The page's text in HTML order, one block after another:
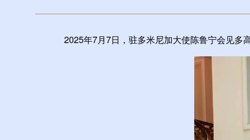
2025年7月7日，驻多米尼加大使陈鲁宁会见多